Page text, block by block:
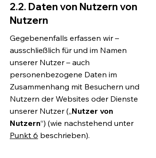
2.2. Daten von Nutzern von
Nutzern
Gegebenenfalls erfassen wir –
ausschließlich für und im Namen
unserer Nutzer – auch
personenbezogene Daten im
Zusammenhang mit Besuchern und
Nutzern der Websites oder Dienste
unserer Nutzer („Nutzer von
Nutzern“) (wie nachstehend unter
Punkt 6 beschrieben).